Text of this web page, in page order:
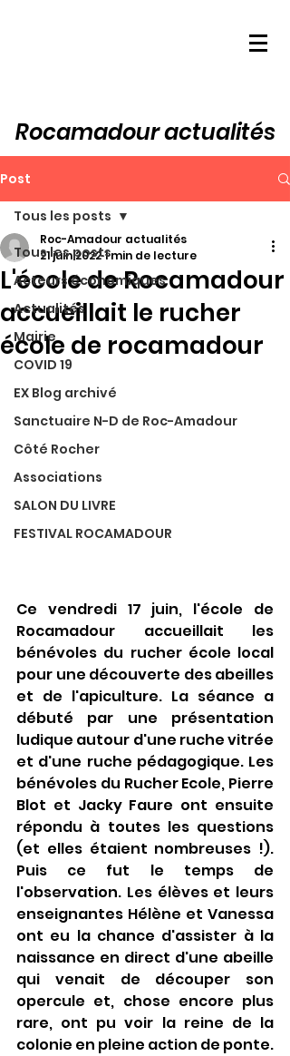
Rocamadour actualités
Post
Tous les posts
Acteurs économiques
Actualités
Mairie
COVID 19
EX Blog archivé
Sanctuaire N-D de Roc-Amadour
Côté Rocher
Associations
SALON DU LIVRE
FESTIVAL ROCAMADOUR
Tous les posts
L'école de Rocamadour
accueillait le rucher
école de rocamadour
Roc-Amadour actualités
21 juin 20221 min de lecture
Ce vendredi 17 juin, l'école de
Rocamadour accueillait les
bénévoles du rucher école local
pour une découverte des abeilles
et de l'apiculture. La séance a
débuté par une présentation
ludique autour d'une ruche vitrée
et d'une ruche pédagogique. Les
bénévoles du Rucher Ecole, Pierre
Blot et Jacky Faure ont ensuite
répondu à toutes les questions
(et elles étaient nombreuses !).
Puis ce fut le temps de
l'observation. Les élèves et leurs
enseignantes Hélène et Vanessa
ont eu la chance d'assister à la
naissance en direct d'une abeille
qui venait de découper son
opercule et, chose encore plus
rare, ont pu voir la reine de la
colonie en pleine action de ponte.